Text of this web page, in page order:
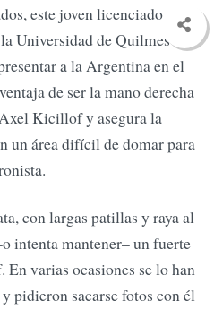
este joven licenciado en
Universidad de Quilmes no
a la Argentina en el
de ser la mano derecha
Kicillof y asegura la
un área difícil de domar para
con largas patillas y raya al
intenta mantener– un fuerte
varias ocasiones se lo han
pidieron sacarse fotos con él